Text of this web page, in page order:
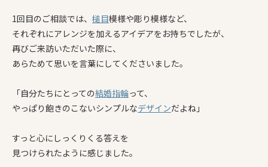
1回目のご相談では、 槌目模様や彫り模様など、
それぞれにアレンジを加えるアイデアをお持ちでしたが、
再びご来訪いただいた際に、
あらためて思いを言葉にしてくださいました。
「自分たちにとっての結婚指輪って、
やっぱり飽きのこないシンプルなデザインだよね」
すっと心にしっくりくる答えを
見つけられたように感じました。